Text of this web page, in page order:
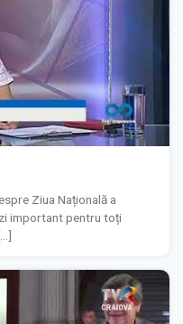
Ziua Națională a
important pentru toți